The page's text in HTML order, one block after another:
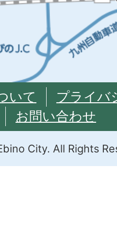
いて
プライバ
お問い合わせ
City. All Rights